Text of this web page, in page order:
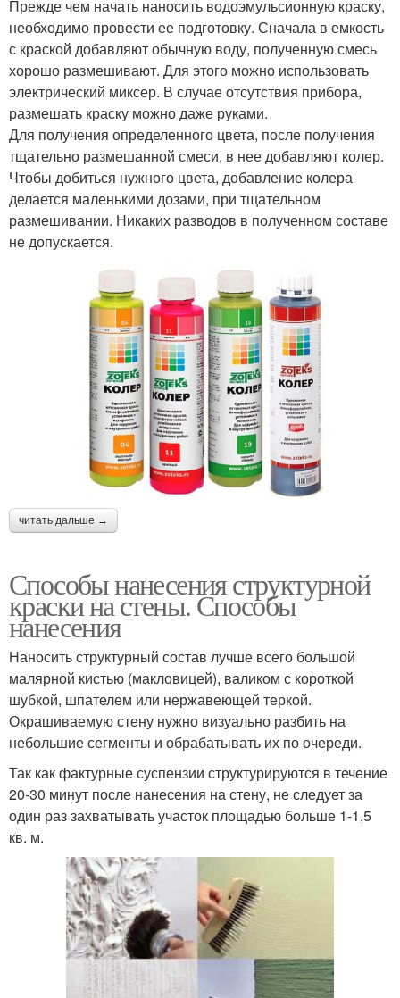
Прежде чем начать наносить водоэмульсионную краску,
необходимо провести ее подготовку. Сначала в емкость
с краской добавляют обычную воду, полученную смесь
хорошо размешивают. Для этого можно использовать
электрический миксер. В случае отсутствия прибора,
размешать краску можно даже руками.
Для получения определенного цвета, после получения
тщательно размешанной смеси, в нее добавляют колер.
Чтобы добиться нужного цвета, добавление колера
делается маленькими дозами, при тщательном
размешивании. Никаких разводов в полученном составе
не допускается.
читать дальше →
Способы нанесения структурной
краски на стены. Способы
нанесения
Наносить структурный состав лучше всего большой
малярной кистью (макловицей), валиком с короткой
шубкой, шпателем или нержавеющей теркой.
Окрашиваемую стену нужно визуально разбить на
небольшие сегменты и обрабатывать их по очереди.
Так как фактурные суспензии структурируются в течение
20-30 минут после нанесения на стену, не следует за
один раз захватывать участок площадью больше 1-1,5
кв. м.